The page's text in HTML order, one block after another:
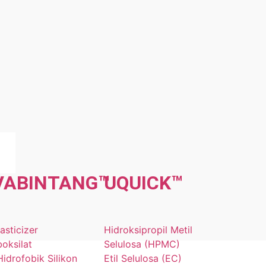
BINTANG™
Silikon
UQUICK™
Hidroksipropil Metil
Selulosa (HPMC)
Etil Selulosa (EC)